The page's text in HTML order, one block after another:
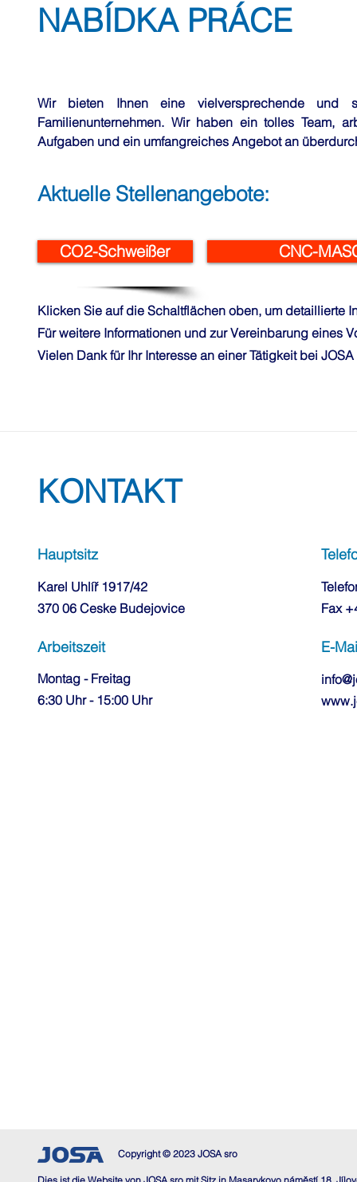
NABÍDKA PRÁCE
Wir bieten Ihnen eine vielversprechende und
Familienunternehmen. Wir haben ein tolles Team,
Aufgaben und ein umfangreiches Angebot an
Aktuelle Stellenangebote:
CO2-Schweißer CNC-
Klicken Sie auf die Schaltflächen oben, um detaillierte
Für weitere Informationen und zur Vereinbarung eines
Vielen Dank für Ihr Interesse an einer Tätigkeit bei JOSA
KONTAKT
Hauptsitz
Karel Uhlíř 1917/42
370 06 Ceske Budejovice
Arbeitszeit
Montag - Freitag
6:30 Uhr - 15:00 Uhr
Fax
E-
Copyright © 2023 JOSA sro